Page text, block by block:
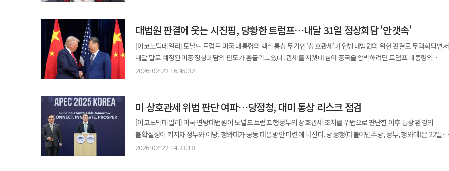
기업들은 관세 부담뿐 아니라 생산 거점 이전이나 투자 전략 수정 등 구조적인 선택을 요구받을 가능성도 있다. 결국 이번
사태는 한국 경제가 대미 수출 중심 구조에 얼마나 크게 의존하고 있는지를 다시 보여주는 계기가 될 가능성이 크다. 관세
리스크가 현실화할 경우 기업들은 생산 거점 이전이나 대미 투자 확대라는 전략적 선택을 강요받을 수도 있다. 동시에
정부 차원에서는 동남아와 인도, 유럽 등으로 수출 시장을 다변화하는 중장기 전략의 필요성도 더욱 커질 것으로 보인다.
통상 전략이 다시 본격화하는 가운데 한국 통상 외교의 대응 역량이 시험대에 올랐다는 평가가 나온다.
올렸다. 삼성전자와 SK하이닉스는 각각 20만원과 100만원대를 기록하며 사상 최고가를 다시 썼다. 삼성전자는 3.63%
오른 20만원, SK하이닉스는 5.68% 뛴 100만5000원에 거래를 끝냈다. 나머지 시가총액 상위종목 가운데 △현대차
0.19% △LG에너지솔루션 4.17% △SK스퀘어 6.38%는 올랐고 △두산에너빌리티 -0.69% △HD현대중공업 -1.81%
는 내렸다. 업종별로 보면 △금속 4.59% △전기·전자 4.19% △화학 2.62% 등은 상승했고 △보험 -3.50% △증권
미래에셋증권 서상영 연구원은 "한국 증시는 장 초반 미국 증시 부진 여파로 하락하기도 했지만 기관의 대규모 순매수로
반도체 업종이 상승을 확대해나가자 지수는 사상 최고치를 경신하며 6000을 눈앞에 뒀다"고 분석했다. 코스닥지수는
전장보다 13.01p(1.13%) 상승한 1165.00에 장을 마쳤다. 지수는 전장 대비 7.77p(0.67%) 오른 1159.76으로 출발한
리스크의 재부각은 금융시장 변동성을 자극하는 핵심 요인으로 작용하고 있다. 포괄관세 폐기 가능성이 제기되자 미국
국채·통화·주식 시장에서 리스크 프리미엄이 높아졌다. 특히 대외 의존도가 높은 종목과 금융주를 중심으로 매수·
매도세가 교차했다. 관세는 수출·수입 가격에 직접적 영향을 주는 만큼 상품 및 금융시장 전반에 걸친 연쇄 반응을
촉발할 여지가 크다. 이번 판결은 단순한 법적·정치적 이슈에 그치지 않는다. 트럼프 대통령이 판결 직후 무역법
122조를 근거로 새로운 글로벌 관세를 도입하겠다고 밝힌 점은 관세 리스크가 완전히 해소된 것이 아니라 다른 법적
정책을 재구성해야 하는 구조적 딜레마에 직면했다. 정책 불확실성은 당분간 금융시장의 핵심 변수로 남을 전망이다.
대법원 판결은 종전 관세 부과가 위법하다는 점을 명확히 했지만 이미 징수된 관세의 환급 문제에 대해선 명확한 판단을
내리지 않았다. 주요 외국 기업과 미국 내 법인들이 환급 소송을 제기하며 법적 다툼이 장기화할 가능성이 제기된다.
환급 규모는 수십조원에 이를 수 있다는 관측도 나온다. 금융시장에선 이 같은 환급 리스크가 기업 실적 불확실성으로
대법원 판결에 웃는 시진핑, 당황한 트럼프…내달 31일 정상회담 '안갯속'
[이코노믹데일리] 도널드 트럼프 미국 대통령의 핵심 통상 무기인 '상호관세'가 연방대법원의 위헌 판결로 무력화되면서
내달 말로 예정된 미중 정상회담의 판도가 흔들리고 있다. 관세를 지렛대 삼아 중국을 압박하려던 트럼프 대통령의
전략에 제동이 걸리면서 시진핑 중국 국가주석의 협상력이 급상승했다는 분석이다. 22일(현지시간) AP통신과 홍콩
휴전'을 연장하는 대가로 미국산 제품의 대규모 구매를 요구할 계획이었다. 하지만 그가 압박 수단으로 활용해 온
국제비상경제권한법(IEEPA) 기반의 관세가 위법으로 결정되면서 협상의 동력을 상실하게 됐다. 트럼프 대통령은 즉각
무역법 122조에 근거한 15% 글로벌 관세로 응수했지만, 이는 최장 150일 한시 조치라 장기적인 압박 수단이 되기
어렵다. 윌버 로스 전 미 상무장관은 "트럼프가 쓸 수 있는 대안들은 모두 권한이 제한돼 있어 협상력을 약화시킬
것"이라고 지적했다. 베이징의 한 정치학자는 SCMP에 "트럼프의 레버리지는 사라졌고 방중을 앞두고 허를 찔렸다"며
2026-02-22 16:45:32
미 상호관세 위법 판단 여파…당정청, 대미 통상 리스크 점검
[이코노믹데일리] 미국 연방대법원이 도널드 트럼프 행정부의 상호관세 조치를 위법으로 판단한 이후 통상 환경의
불확실성이 커지자 정부와 여당, 청와대가 공동 대응 방안 마련에 나선다. 당정청(더불어민주당, 정부, 청와대)은 22일
오후 8시 서울 종로구 삼청동 금융연수원에서 비공개 통상 현안 점검회의를 열고 미국 관세 정책 변화를 둘러싼 영향을
2026-02-22 14:23:18